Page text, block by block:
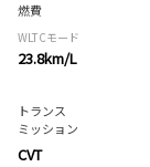
燃費
WLTCモード
23.8km/L
トランス
ミッション
CVT